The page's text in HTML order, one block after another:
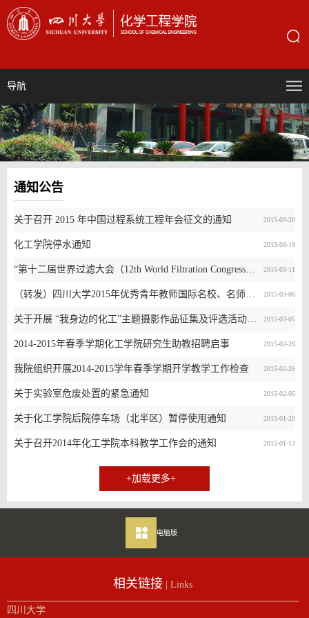
导航
通知公告
2015-03-20
关于召开 2015 年中国过程系统工程年会征文的通知
2015-03-19
化工学院停水通知
2015-03-11
“第十二届世界过滤大会（12th World Filtration Congress (WFC12)）”论文征集通知
2015-03-06
（转发）四川大学2015年优秀青年教师国际名校、名师访学推荐选拔的通知（第八批)
2015-03-05
关于开展 “我身边的化工”主题摄影作品征集及评选活动的通知
2015-02-26
2014-2015年春季学期化工学院研究生助教招聘启事
2015-02-26
我院组织开展2014-2015学年春季学期开学教学工作检查
2015-02-05
关于实验室危废处置的紧急通知
2015-01-20
关于化工学院后院停车场（北半区）暂停使用通知
2015-01-13
关于召开2014年化工学院本科教学工作会的通知
+加载更多+
电脑版
相关链接 | Links
四川大学